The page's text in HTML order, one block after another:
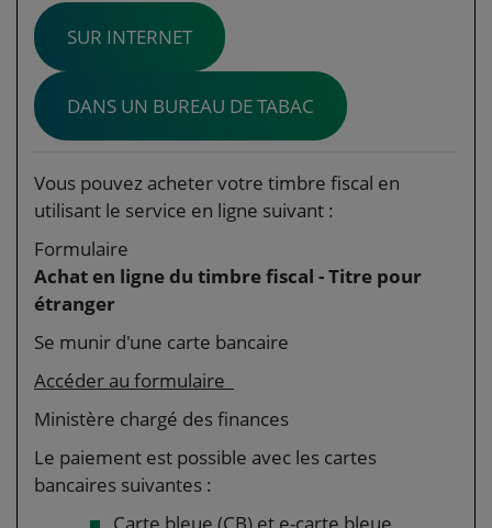
SUR INTERNET
DANS UN BUREAU DE TABAC
Vous pouvez acheter votre timbre fiscal en
utilisant le service en ligne suivant :
Formulaire
Achat en ligne du timbre fiscal - Titre pour
étranger
Se munir d'une carte bancaire
Accéder au formulaire
Ministère chargé des finances
Le paiement est possible avec les cartes
bancaires suivantes :
Carte bleue (CB) et e-carte bleue